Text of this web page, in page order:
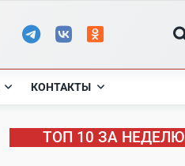
КОНТАКТЫ
ТОП 10 ЗА НЕДЕЛЮ